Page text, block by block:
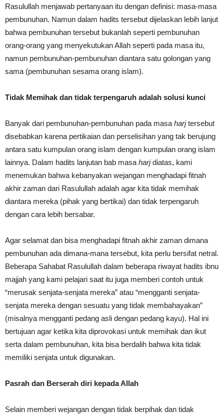
Rasulullah menjawab pertanyaan itu dengan definisi: masa-masa
pembunuhan. Namun dalam hadits tersebut dijelaskan lebih lanjut
bahwa pembunuhan tersebut bukanlah seperti pembunuhan
orang-orang yang menyekutukan Allah seperti pada masa itu,
namun pembunuhan-pembunuhan diantara satu golongan yang
sama (pembunuhan sesama orang islam).
Tidak Memihak dan tidak terpengaruh adalah solusi kunci
Banyak dari pembunuhan-pembunuhan pada masa harjtersebut
disebabkan karena pertikaian dan perselisihan yang tak berujung
antara satu kumpulan orang islam dengan kumpulan orang islam
lainnya. Dalam hadits lanjutan bab masa harjdiatas, kami
menemukan bahwa kebanyakan wejangan menghadapi fitnah
akhir zaman dari Rasulullah adalah agar kita tidak memihak
diantara mereka (pihak yang bertikai) dan tidak terpengaruh
dengan cara lebih bersabar.
Agar selamat dan bisa menghadapi fitnah akhir zaman dimana
pembunuhan ada dimana-mana tersebut, kita perlu bersifat netral.
Beberapa Sahabat Rasulullah dalam beberapa riwayat hadits ibnu
majjah yang kami pelajari saat itu juga memberi contoh untuk
“merusak senjata-senjata mereka” atau “mengganti senjata-
senjata mereka dengan sesuatu yang tidak membahayakan”
(misalnya mengganti pedang asli dengan pedang kayu). Hal ini
bertujuan agar ketika kita diprovokasi untuk memihak dan ikut
serta dalam pembunuhan, kita bisa berdalih bahwa kita tidak
memiliki senjata untuk digunakan.
Pasrah dan Berserah diri kepada Allah
Selain memberi wejangan dengan tidak berpihak dan tidak